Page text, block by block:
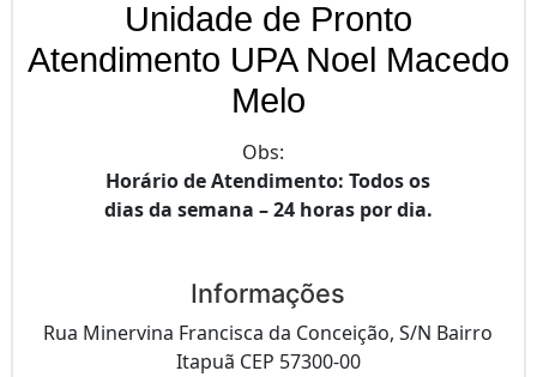
Unidade de Pronto
Atendimento UPA Noel Macedo
Melo
Obs:
Horário de Atendimento: Todos os
dias da semana – 24 horas por dia.
Informações
Rua Minervina Francisca da Conceição, S/N Bairro
Itapuã CEP 57300-00